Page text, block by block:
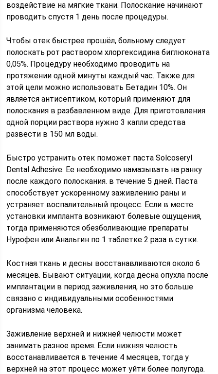
воздействие на мягкие ткани. Полоскание начинают
проводить спустя 1 день после процедуры.
Чтобы отек быстрее прошёл, больному следует
полоскать рот раствором хлоргексидина биглюконата
0,05%. Процедуру необходимо проводить на
протяжении одной минуты каждый час. Также для
этой цели можно использовать Бетадин 10%. Он
является антисептиком, который применяют для
полоскания в разбавленном виде. Для приготовления
одной порции раствора нужно 3 капли средства
развести в 150 мл воды.
Быстро устранить отек поможет паста Solcoseryl
Dental Adhesive. Ее необходимо намазывать на ранку
после каждого полоскания. в течение 5 дней. Паста
способствует ускоренному заживлению раны и
устраняет воспалительный процесс. Если в месте
установки импланта возникают болевые ощущения,
тогда применяются обезболивающие препараты
Нурофен или Анальгин по 1 таблетке 2 раза в сутки.
Костная ткань и десны восстанавливаются около 6
месяцев. Бывают ситуации, когда десна опухла после
имплантации в период заживления, но это больше
связано с индивидуальными особенностями
организма человека.
Заживление верхней и нижней челюсти может
занимать разное время. Если нижняя челюсть
восстанавливается в течение 4 месяцев, тогда у
верхней на этот процесс может уйти более полугода.